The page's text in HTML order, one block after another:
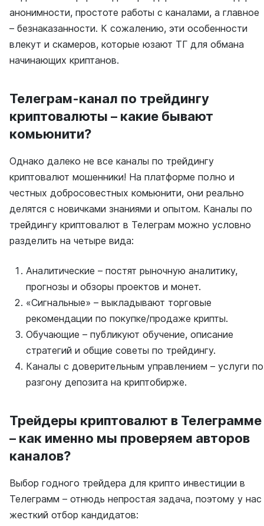
анонимности, простоте работы с каналами, а главное
– безнаказанности. К сожалению, эти особенности
влекут и скамеров, которые юзают ТГ для обмана
начинающих криптанов.
Телеграм-канал по трейдингу
криптовалюты – какие бывают
комьюнити?
Однако далеко не все каналы по трейдингу
криптовалют мошенники! На платформе полно и
честных добросовестных комьюнити, они реально
делятся с новичками знаниями и опытом. Каналы по
трейдингу криптовалют в Телеграм можно условно
разделить на четыре вида:
Аналитические – постят рыночную аналитику,
прогнозы и обзоры проектов и монет.
«Сигнальные» – выкладывают торговые
рекомендации по покупке/продаже крипты.
Обучающие – публикуют обучение, описание
стратегий и общие советы по трейдингу.
Каналы с доверительным управлением – услуги по
разгону депозита на криптобирже.
Трейдеры криптовалют в Телеграмме
– как именно мы проверяем авторов
каналов?
Выбор годного трейдера для крипто инвестиции в
Телеграмм – отнюдь непростая задача, поэтому у нас
жесткий отбор кандидатов: